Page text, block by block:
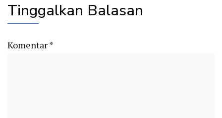
Tinggalkan Balasan
Komentar*